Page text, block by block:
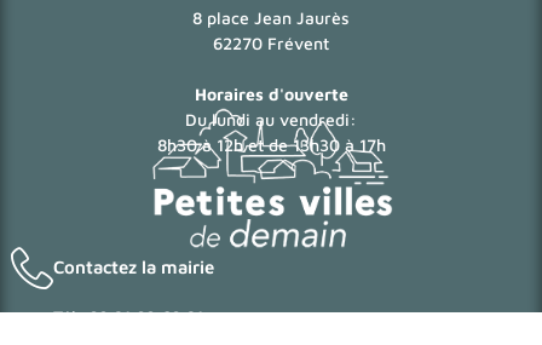
8 place Jean Jaurès
62270 Frévent
Horaires d'ouverte
Du lundi au vendredi:
8h30 à 12h et de 13h30 à 17h
Contactez la mairie
Tél: 03 21 03 60 21